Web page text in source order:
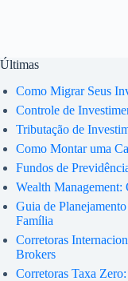
Últimas
Como Migrar Seus
Controle de
Tributação de
Como Montar uma
Fundos de
Wealth Management:
Guia de
Família
Corretoras
Brokers
Corretoras Taxa